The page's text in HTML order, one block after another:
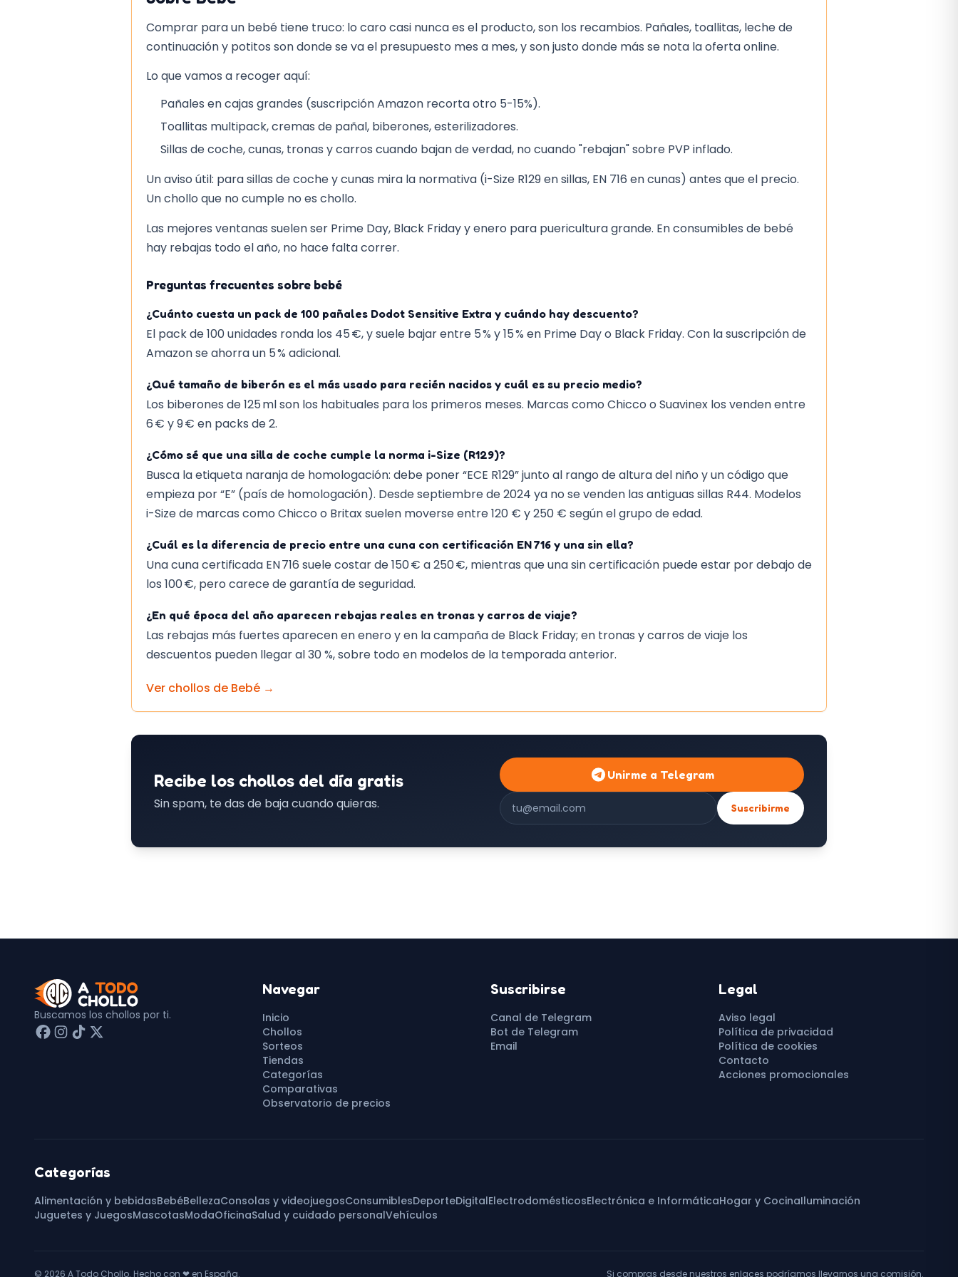
que evita que el niño sienta carga extra.
El acabado del logo 3D: verifica que no haya bordes
Al final del día, la mochila se mantiene cómoda y el
diseño de Mickey sigue siendo un punto a favor para
los más pequeños, aunque la falta de bolsillos laterales
limita un poco la organización.
Comprar para un bebé tiene truco: lo caro casi nunca es el producto, son los recambios. Pañales, toallitas, leche de
continuación y potitos son donde se va el presupuesto mes a mes, y son justo donde más se nota la oferta online.
Lo que vamos a recoger aquí:
Pañales en cajas grandes (suscripción Amazon recorta otro 5-15%).
Toallitas multipack, cremas de pañal, biberones, esterilizadores.
Sillas de coche, cunas, tronas y carros cuando bajan de verdad, no cuando "rebajan" sobre PVP inflado.
Un aviso útil: para sillas de coche y cunas mira la normativa (i-Size R129 en sillas, EN 716 en cunas) antes que el precio.
Un chollo que no cumple no es chollo.
Las mejores ventanas suelen ser Prime Day, Black Friday y enero para puericultura grande. En consumibles de bebé
hay rebajas todo el año, no hace falta correr.
Preguntas frecuentes sobre bebé
¿Cuánto cuesta un pack de 100 pañales Dodot Sensitive Extra y cuándo hay descuento?
El pack de 100 unidades ronda los 45 €, y suele bajar entre 5 % y 15 % en Prime Day o Black Friday. Con la suscripción de
Amazon se ahorra un 5 % adicional.
¿Qué tamaño de biberón es el más usado para recién nacidos y cuál es su precio medio?
Los biberones de 125 ml son los habituales para los primeros meses. Marcas como Chicco o Suavinex los venden entre
6 € y 9 € en packs de 2.
¿Cómo sé que una silla de coche cumple la norma i-Size (R129)?
Busca la etiqueta naranja de homologación: debe poner “ECE R129” junto al rango de altura del niño y un código que
empieza por “E” (país de homologación). Desde septiembre de 2024 ya no se venden las antiguas sillas R44. Modelos
i-Size de marcas como Chicco o Britax suelen moverse entre 120 € y 250 € según el grupo de edad.
¿Cuál es la diferencia de precio entre una cuna con certificación EN 716 y una sin ella?
Una cuna certificada EN 716 suele costar de 150 € a 250 €, mientras que una sin certificación puede estar por debajo de
los 100 €, pero carece de garantía de seguridad.
¿En qué época del año aparecen rebajas reales en tronas y carros de viaje?
Las rebajas más fuertes aparecen en enero y en la campaña de Black Friday; en tronas y carros de viaje los
descuentos pueden llegar al 30 %, sobre todo en modelos de la temporada anterior.
Ver chollos de Bebé →
Recibe los chollos del día gratis
Sin spam, te das de baja cuando quieras.
Unirme a Telegram
Correo electrónico
Suscribirme
Buscamos los chollos por ti.
Navegar
Inicio
Chollos
Sorteos
Tiendas
Categorías
Comparativas
Observatorio de precios
Suscribirse
Canal de Telegram
Bot de Telegram
Email
Legal
Aviso legal
Política de privacidad
Política de cookies
Contacto
Acciones promocionales
Categorías
Alimentación y bebidasBebéBellezaConsolas y videojuegosConsumiblesDeporteDigitalElectrodomésticosElectrónica e InformáticaHogar y CocinaIluminación
Juguetes y JuegosMascotasModaOficinaSalud y cuidado personalVehículos
© 2026 A Todo Chollo. Hecho con ❤ en España. Si compras desde nuestros enlaces podríamos llevarnos una comisión.